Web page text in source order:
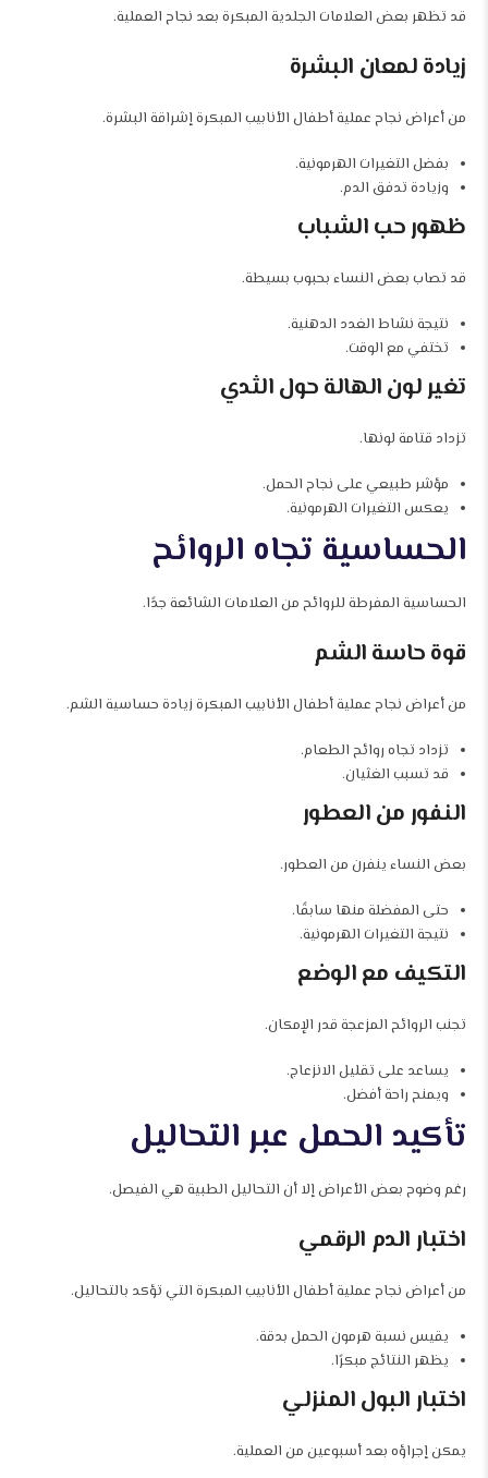
قد تظهر بعض العلامات الجلدية المبكرة بعد نجاح العملية.
زيادة لمعان البشرة
من أعراض نجاح عملية أطفال الأنابيب المبكرة إشراقة البشرة.
بفضل التغيرات الهرمونية.
وزيادة تدفق الدم.
ظهور حب الشباب
قد تصاب بعض النساء بحبوب بسيطة.
نتيجة نشاط الغدد الدهنية.
تختفي مع الوقت.
تغير لون الهالة حول الثدي
تزداد قتامة لونها.
مؤشر طبيعي على نجاح الحمل.
يعكس التغيرات الهرمونية.
الحساسية تجاه الروائح
الحساسية المفرطة للروائح من العلامات الشائعة جدًا.
قوة حاسة الشم
من أعراض نجاح عملية أطفال الأنابيب المبكرة زيادة حساسية الشم.
تزداد تجاه روائح الطعام.
قد تسبب الغثيان.
النفور من العطور
بعض النساء ينفرن من العطور.
حتى المفضلة منها سابقًا.
نتيجة التغيرات الهرمونية.
التكيف مع الوضع
تجنب الروائح المزعجة قدر الإمكان.
يساعد على تقليل الانزعاج.
ويمنح راحة أفضل.
تأكيد الحمل عبر التحاليل
رغم وضوح بعض الأعراض إلا أن التحاليل الطبية هي الفيصل.
اختبار الدم الرقمي
من أعراض نجاح عملية أطفال الأنابيب المبكرة التي تؤكد بالتحاليل.
يقيس نسبة هرمون الحمل بدقة.
يظهر النتائج مبكرًا.
اختبار البول المنزلي
يمكن إجراؤه بعد أسبوعين من العملية.